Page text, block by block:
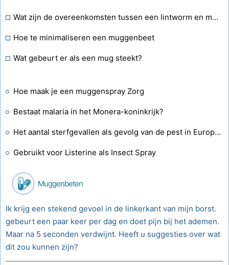
Wat zijn de overeenkomsten tussen een lintworm en malaria?
Hoe te minimaliseren een muggenbeet
Wat gebeurt er als een mug steekt?
Hoe maak je een muggenspray Zorg
Bestaat malaria in het Monera-koninkrijk?
Het aantal sterfgevallen als gevolg van de pest in Europa?
Gebruikt voor Listerine als Insect Spray
Muggenbeten
Ik krijg een stekend gevoel in de linkerkant van mijn borst.
gebeurt een paar keer per dag en doet pijn bij het ademen.
Maar na 5 seconden verdwijnt. Heeft u suggesties over wat
dit zou kunnen zijn?